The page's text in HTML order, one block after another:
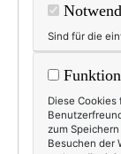
Sind für die
Diese Cookies
zum
Besuchen der